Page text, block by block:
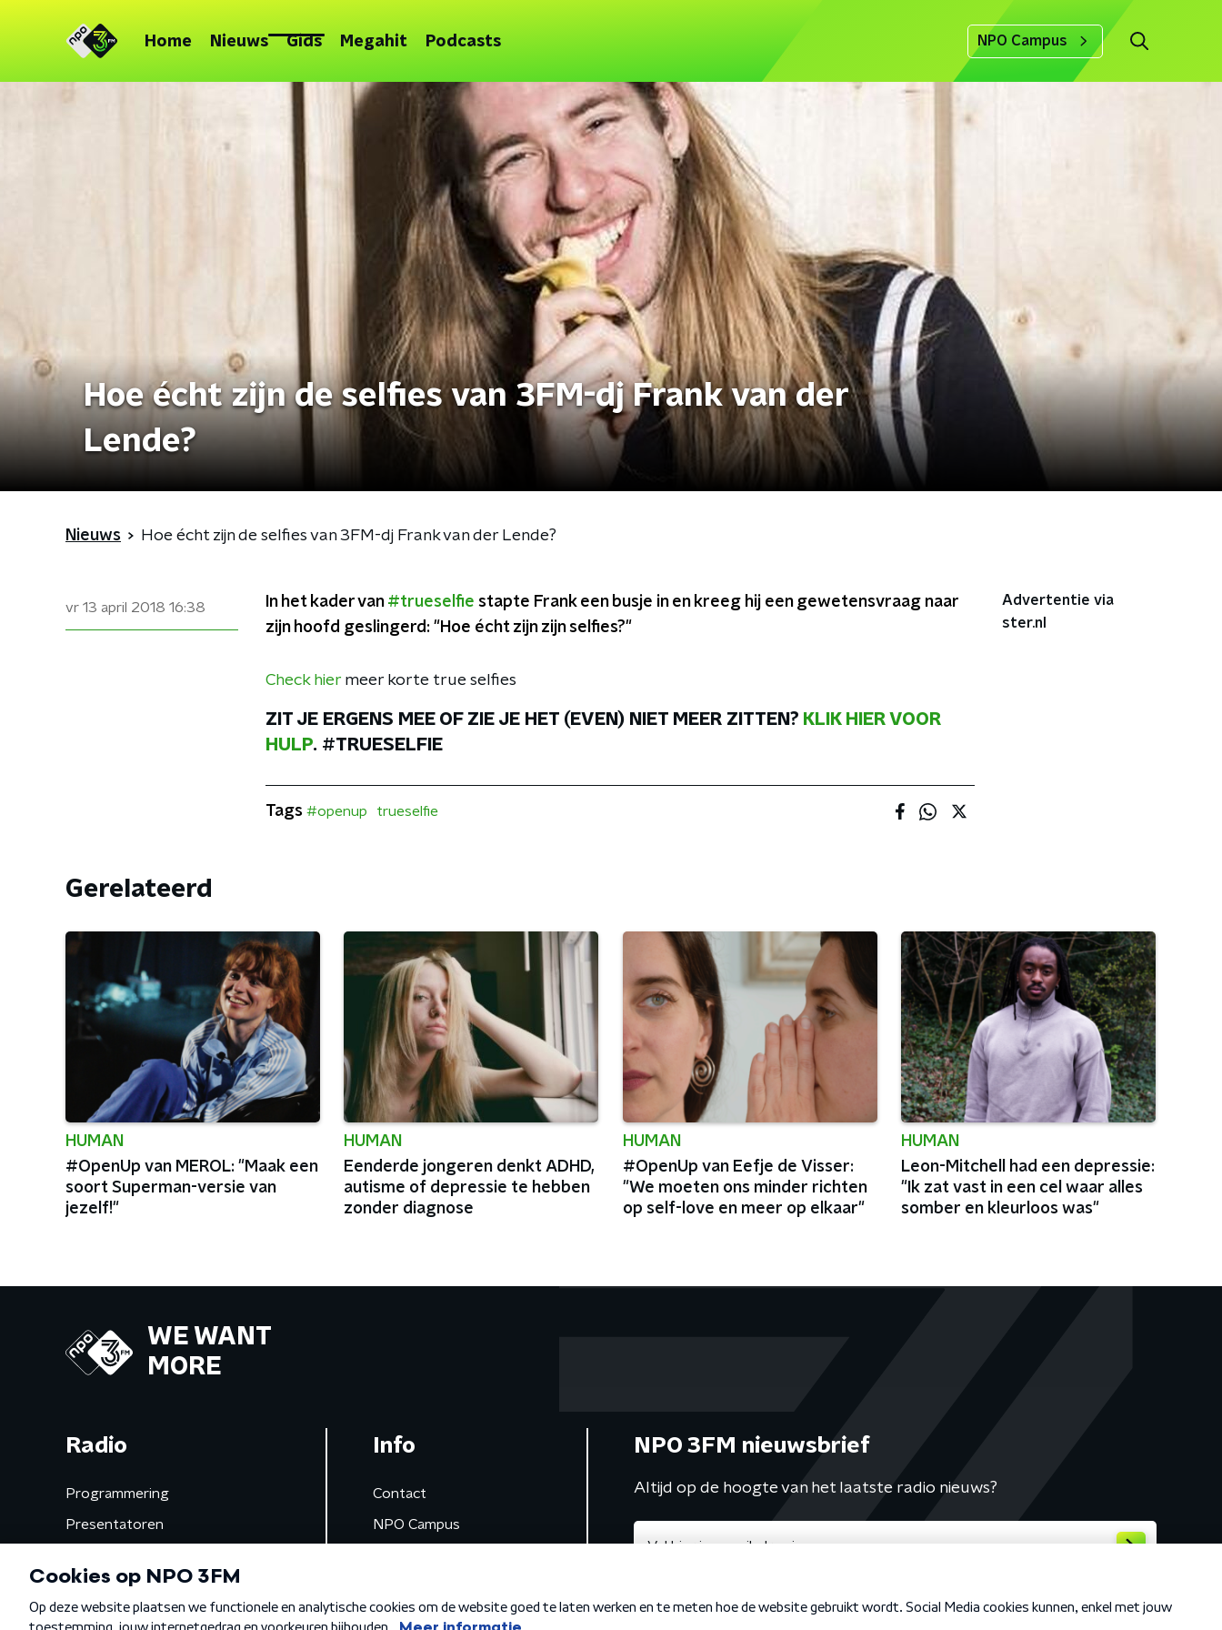
Home Nieuws Gids Megahit Podcasts NPO Campus
Hoe écht zijn de selfies van 3FM-dj Frank van der
Lende?
Nieuws Hoe écht zijn de selfies van 3FM-dj Frank van der Lende?
vr 13 april 2018 16:38 In het kader van #trueselfie stapte Frank een busje in en kreeg hij een gewetensvraag naar
zijn hoofd geslingerd: "Hoe écht zijn zijn selfies?"
Check hier meer korte true selfies
ZIT JE ERGENS MEE OF ZIE JE HET (EVEN) NIET MEER ZITTEN? KLIK HIER VOOR
HULP. #TRUESELFIE
Advertentie via
ster.nl
Tags #openup trueselfie
Gerelateerd
HUMAN
#OpenUp van MEROL: "Maak een
soort Superman-versie van
jezelf!"
HUMAN
Eenderde jongeren denkt ADHD,
autisme of depressie te hebben
zonder diagnose
HUMAN
#OpenUp van Eefje de Visser:
"We moeten ons minder richten
op self-love en meer op elkaar"
HUMAN
Leon-Mitchell had een depressie:
"Ik zat vast in een cel waar alles
somber en kleurloos was"
WE WANT
MORE
Radio
Programmering
Presentatoren
Gemist
Info
Contact
NPO Campus
NPO 3FM nieuwsbrief
Altijd op de hoogte van het laatste radio nieuws?